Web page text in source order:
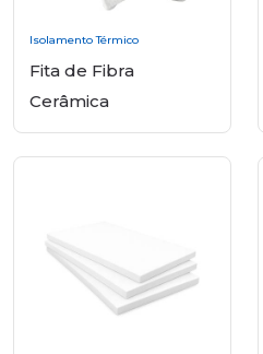
Isolamento Térmico
Fita de Fibra
Cerâmica